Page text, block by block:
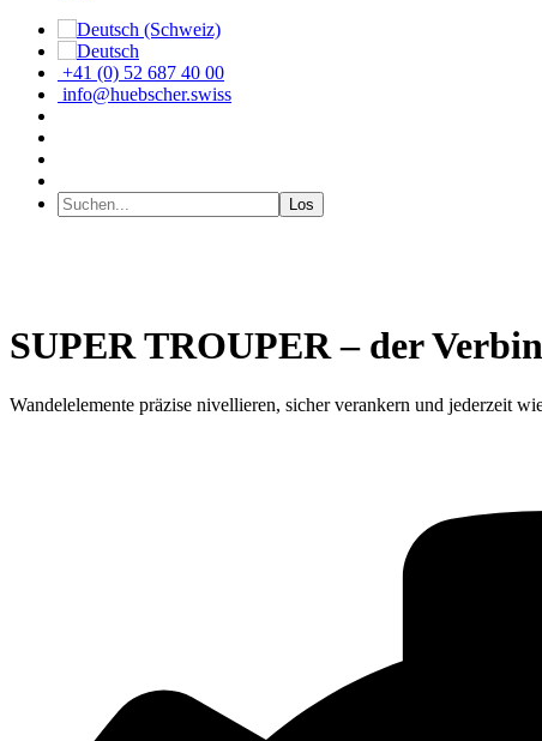
+41 (0) 52 687 40 00
info@huebscher.swiss
SUPER TROUPER – der
Wandelelemente präzise nivellieren, sicher verankern und jederzeit